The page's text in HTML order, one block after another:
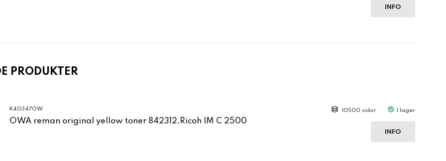
INFO
PRODUKTER
K40347OW
OWA reman original yellow toner 842312,Ricoh IM C 2500
10500 sidor I lager
INFO